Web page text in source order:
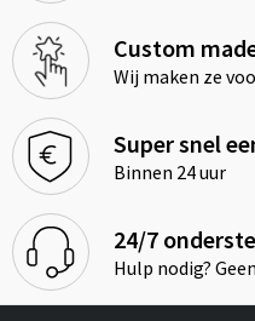
Custom
Wij maken ze
Super snel
Binnen 24 uur
24/7
Hulp nodig?